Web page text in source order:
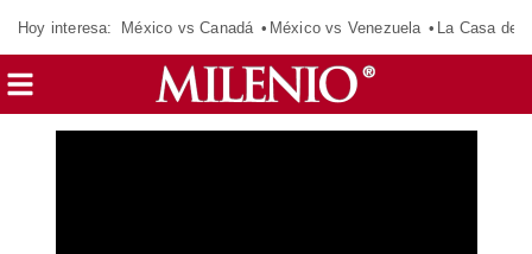
Hoy interesa: México vs Canadá México vs Venezuela La Casa de